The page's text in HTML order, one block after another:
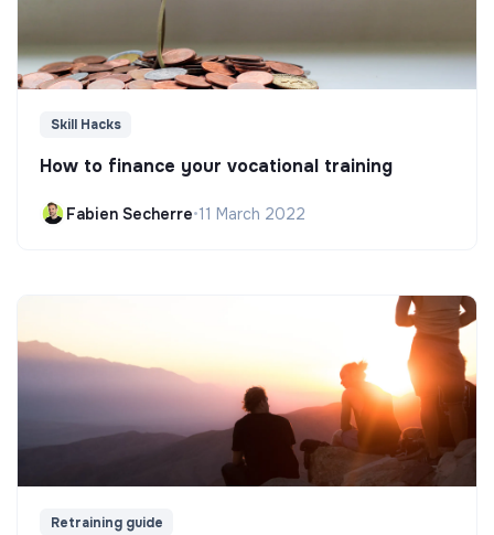
Skill Hacks
How to finance your vocational training
Fabien Secherre•11 March 2022
Retraining guide